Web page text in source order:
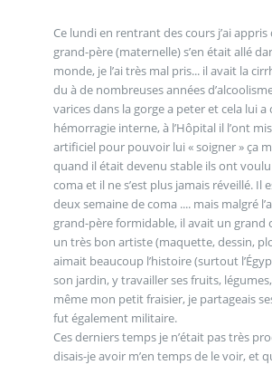
Ce lundi en rentrant des cours j’ai
grand-père (maternelle) s’en était allé
monde, je l’ai très mal pris... il avait la
du à de nombreuses années
varices dans la gorge a peter et cela lui a
hémorragie interne, à l’Hôpital il l’ont
artificiel pour pouvoir lui « soigner » ça
quand il était devenu stable ils ont
coma et il ne s’est plus jamais réveillé. Il
deux semaine de coma .... mais malgré
grand-père formidable, il avait un
un très bon artiste (maquette, dessin,
aimait beaucoup l’histoire (surtout
son jardin, y travailler ses fruits,
même mon petit fraisier, je partageais
fut également militaire.
Ces derniers temps je n’était pas très
disais-je avoir m’en temps de le voir, et